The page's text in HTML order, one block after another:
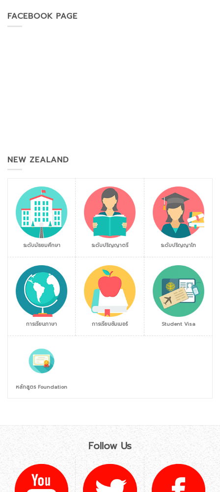
FACEBOOK PAGE
NEW ZEALAND
ระดับมัธยมศึกษา ระดับปริญญาตรี ระดับปริญญาโท
การเรียนภาษา การเรียนซัมเมอร์ Student Visa
หลักสูตร Foundation
Follow Us